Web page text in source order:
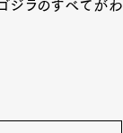
ジラのすべてがわ